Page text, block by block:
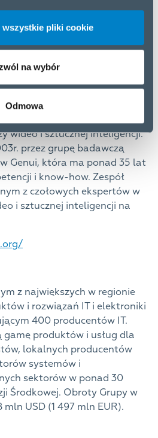
wszystkie pliki cookie
na wybór
Odmowa
technologie, produkty i
wideo i sztucznej inteligencji.
przez grupę badawczą
Genui, która ma ponad 35 lat
i know-how. Zespół
z czołowych ekspertów w
i sztucznej inteligencji na
z największych w regionie
i rozwiązań IT i elektroniki
400 producentów IT.
gamę produktów i usług dla
lokalnych producentów
systemów i
sektorów w ponad 30
Środkowej. Obroty Grupy w
mln USD (1 497 mln EUR).